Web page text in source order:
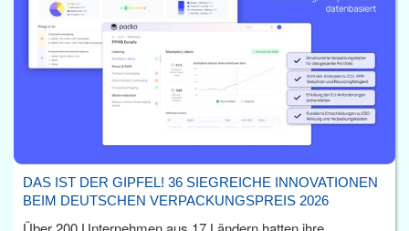
DAS IST DER GIPFEL! 36 SIEGREICHE INNOVATIONEN
BEIM DEUTSCHEN VERPACKUNGSPREIS 2026